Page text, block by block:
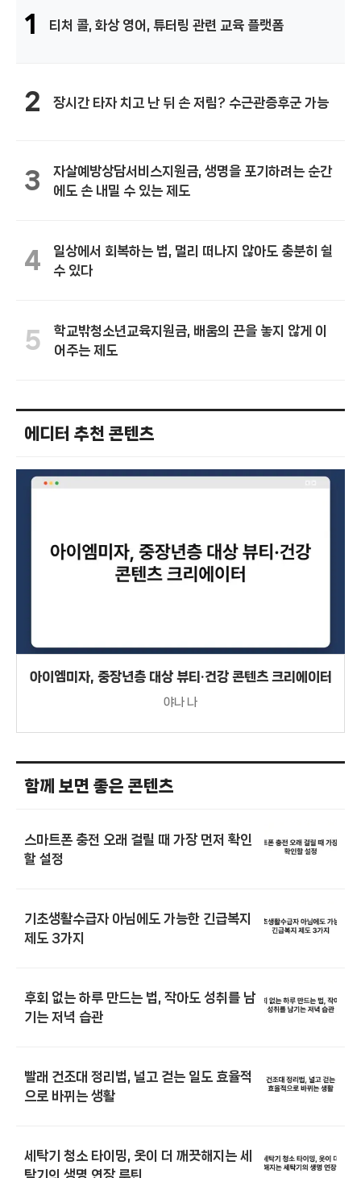
1 티처 콜, 화상 영어, 튜터링 관련 교육 플랫폼
2 장시간 타자 치고 난 뒤 손 저림? 수근관증후군 가능
3
자살예방상담서비스지원금, 생명을 포기하려는 순간
에도 손 내밀 수 있는 제도
4
일상에서 회복하는 법, 멀리 떠나지 않아도 충분히 쉴
수 있다
5
학교밖청소년교육지원금, 배움의 끈을 놓지 않게 이
어주는 제도
에디터 추천 콘텐츠
아이엠미자, 중장년층 대상 뷰티·건강 콘텐츠 크리에이터
야나 나
함께 보면 좋은 콘텐츠
스마트폰 충전 오래 걸릴 때 가장 먼저 확인
할 설정
기초생활수급자 아님에도 가능한 긴급복지
제도 3가지
후회 없는 하루 만드는 법, 작아도 성취를 남
기는 저녁 습관
빨래 건조대 정리법, 널고 걷는 일도 효율적
으로 바뀌는 생활
세탁기 청소 타이밍, 옷이 더 깨끗해지는 세